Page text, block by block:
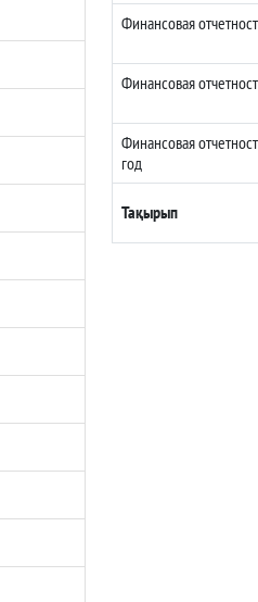
Финансовая
Финансовая
Финансовая
год
Тақырып